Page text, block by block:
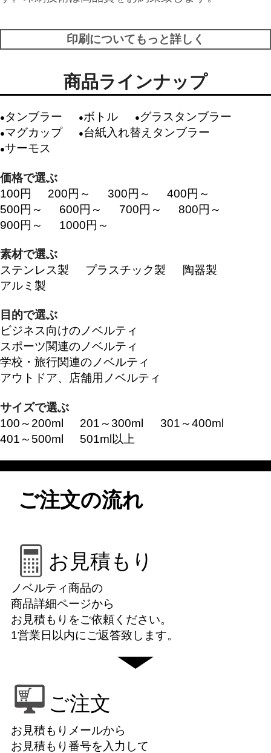
印刷についてもっと詳しく
商品ラインナップ
タンブラー ボトル
グラスタンブラー
マグカップ
台紙入れ替えタンブラー
サーモス
価格で選ぶ
100円
200円～ 300円～
400円～
500円～
600円～ 700円～
800円～
900円～
1000円～
素材で選ぶ
ステンレス製
プラスチック製
陶器製
アルミ製
目的で選ぶ
ビジネス向けのノベルティ
スポーツ関連のノベルティ
学校・旅行関連のノベルティ
アウトドア、店舗用ノベルティ
サイズで選ぶ
100～200ml
201～300ml
301～400ml
401～500ml
501ml以上
ご注文の流れ
お見積もり
ノベルティ商品の
商品詳細ページから
お見積もりをご依頼ください。
1営業日以内にご返答致します。
ご注文
お見積もりメールから
お見積もり番号を入力して